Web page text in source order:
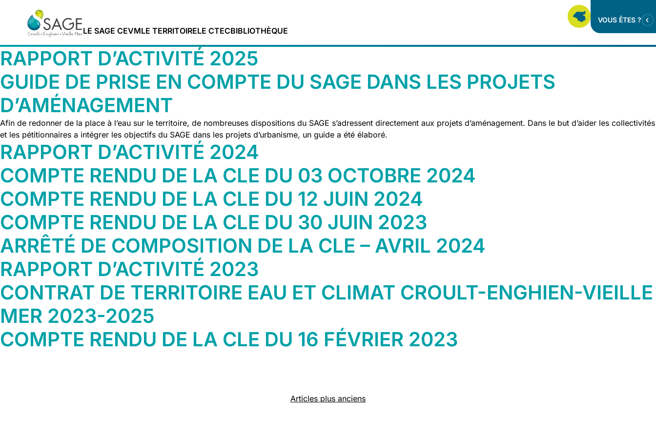
LE SAGE CEVMLE TERRITOIRELE CTECBIBLIOTHÈQUE
VOUS ÊTES ?
Fermer
Vous êtes ?
JE SUIS PORTEUR
DE PROJETS
JE SUIS ACTEUR
RAPPORT D’ACTIVITÉ 2025
GUIDE DE PRISE EN COMPTE DU SAGE DANS LES PROJETS
D’AMÉNAGEMENT
Afin de redonner de la place à l’eau sur le territoire, de nombreuses dispositions du SAGE s’adressent directement aux projets d’aménagement. Dans le but d’aider les collectivités
et les pétitionnaires a intégrer les objectifs du SAGE dans les projets d’urbanisme, un guide a été élaboré.
RAPPORT D’ACTIVITÉ 2024
COMPTE RENDU DE LA CLE DU 03 OCTOBRE 2024
COMPTE RENDU DE LA CLE DU 12 JUIN 2024
COMPTE RENDU DE LA CLE DU 30 JUIN 2023
ARRÊTÉ DE COMPOSITION DE LA CLE – AVRIL 2024
RAPPORT D’ACTIVITÉ 2023
CONTRAT DE TERRITOIRE EAU ET CLIMAT CROULT-ENGHIEN-VIEILLE
MER 2023-2025
COMPTE RENDU DE LA CLE DU 16 FÉVRIER 2023
Articles plus anciens